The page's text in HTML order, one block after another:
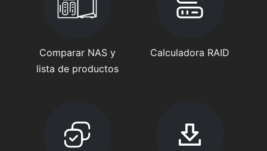
Comparar NAS y
lista de productos
Calculadora RAID